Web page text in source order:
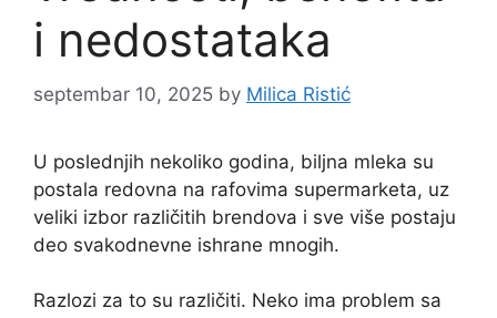
i nedostataka
septembar 10, 2025 by Milica Ristić
U poslednjih nekoliko godina, biljna mleka su
postala redovna na rafovima supermarketa, uz
veliki izbor različitih brendova i sve više postaju
deo svakodnevne ishrane mnogih.
Razlozi za to su različiti. Neko ima problem sa